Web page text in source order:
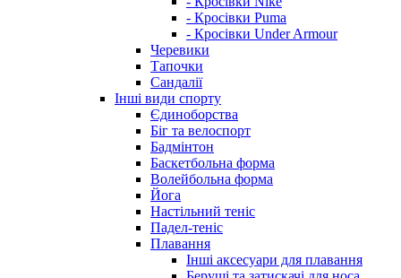
- Кросівки Puma
- Кросівки Under Armour
Черевики
Тапочки
Сандалії
Інші види спорту
Єдиноборства
Біг та велоспорт
Бадмінтон
Баскетбольна форма
Волейбольна форма
Йога
Настільний теніс
Падел-теніс
Плавання
Інші аксесуари для плавання